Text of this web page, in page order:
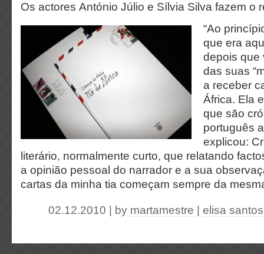
Os actores António Júlio e Sílvia Silva fazem o
“Ao
que era
depois que
das suas
a receber
África. Ela
que são
português
explicou:
literário, normalmente curto, que relatando
a opinião pessoal do narrador e a sua
cartas da minha tia começam sempre da
02.12.2010 | by martamestre elisa santos